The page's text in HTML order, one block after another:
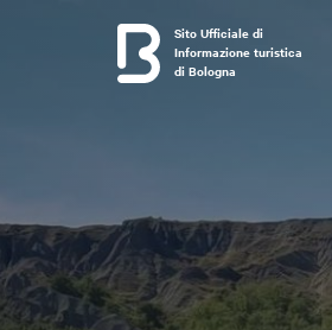
Sito Ufficiale di
Informazione turistica
di Bologna